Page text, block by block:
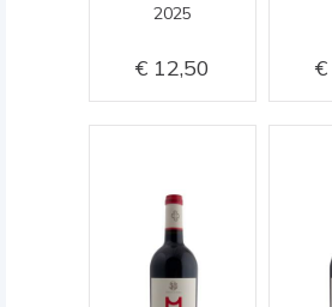
2025
12,50